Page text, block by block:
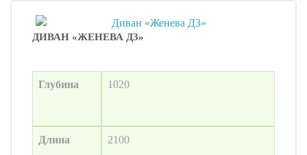
ДИВАН «ЖЕНЕВА Д3»
Глубина 1020
Длина 2100